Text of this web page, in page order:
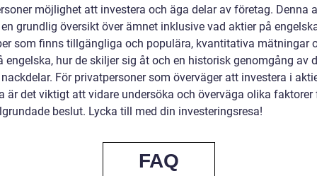
möjlighet att investera och äga delar av företag. Denna
grundlig översikt över ämnet inklusive vad aktier på
som finns tillgängliga och populära, kvantitativa mätningar
engelska, hur de skiljer sig åt och en historisk genomgång av
För privatpersoner som överväger att investera i
är det viktigt att vidare undersöka och överväga olika faktorer
beslut. Lycka till med din investeringsresa!
FAQ